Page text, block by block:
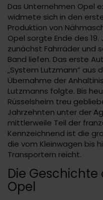
Das Unternehmen Opel
widmete sich in den
Produktion von
Opel sorgte Ende des
zunächst Fahrräder und
Band liefen. Das erste
„System Lutzmann“ aus
Übernahme der
Lutzmanns folgte. Bis
Rüsselsheim treu
Jahrzehnten unter der
mittlerweile Teil der
Kennzeichnend ist die
die vom Kleinwagen bis
Transportern reicht.
Die Geschichte
Opel